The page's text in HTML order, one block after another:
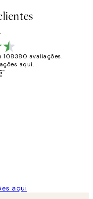
108380 avaliações.
aqui.
aqui